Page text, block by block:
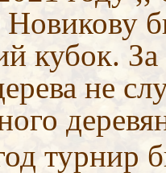
кубок.
не
турнир